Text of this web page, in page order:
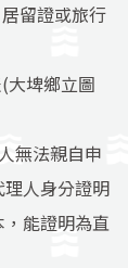
留證或旅行
大埤鄉立圖
無法親自申
人身分證明
能證明為直